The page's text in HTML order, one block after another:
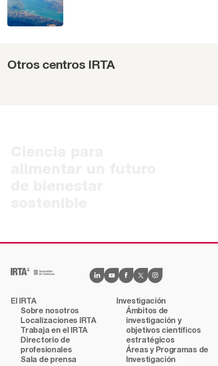
Otros centros IRTA
El IRTA
Sobre nosotros
Localizaciones IRTA
Trabaja en el IRTA
Directorio de
profesionales
Sala de prensa
Investigación
Ámbitos de
investigación y
objetivos científicos
estratégicos
Áreas y Programas de
Investigación